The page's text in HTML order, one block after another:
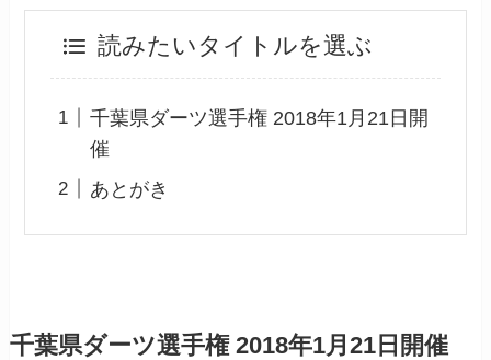
読みたいタイトルを選ぶ
千葉県ダーツ選手権 2018年1月21日開
催
あとがき
千葉県ダーツ選手権 2018年1月21日開催